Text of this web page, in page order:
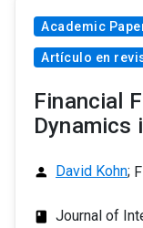
Academic
Artículo en
Financial
Dynamics
person David Kohn;
class
Journal of